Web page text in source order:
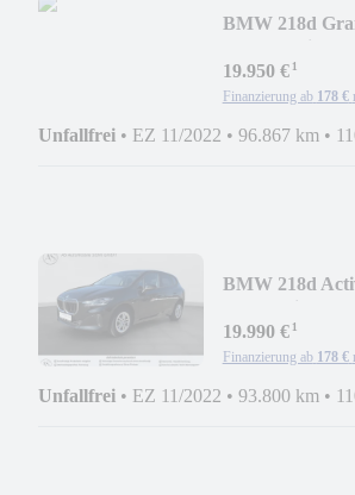
BMW 218d
19.950 €¹
Finanzierung ab 178 €
Unfallfrei • EZ 11/2022 • 96.867 km •
BMW 218d
19.990 €¹
Finanzierung ab 178 €
Unfallfrei • EZ 11/2022 • 93.800 km •